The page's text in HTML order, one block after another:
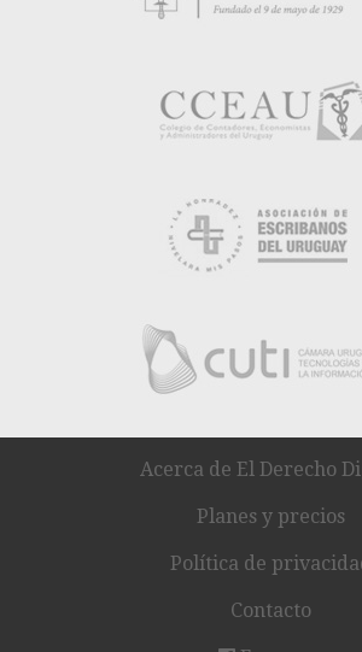
Acerca de El Derecho
Planes y precios
Política de
Contacto